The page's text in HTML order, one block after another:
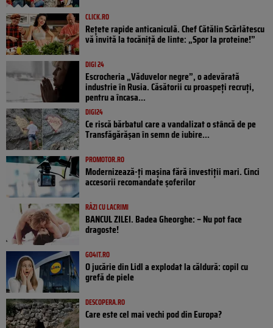
CLICK.RO
Rețete rapide anticaniculă. Chef Cătălin Scărlătescu
vă invită la tocăniță de linte: „Spor la proteine!”
DIGI 24
Escrocheria „Văduvelor negre”, o adevărată
industrie în Rusia. Căsătorii cu proaspeți recruți,
pentru a încasa...
DIGI24
Ce riscă bărbatul care a vandalizat o stâncă de pe
Transfăgărășan în semn de iubire...
PROMOTOR.RO
Modernizează-ți mașina fără investiții mari. Cinci
accesorii recomandate șoferilor
RÂZI CU LACRIMI
BANCUL ZILEI. Badea Gheorghe: – Nu pot face
dragoste!
GO4IT.RO
O jucărie din Lidl a explodat la căldură: copil cu
grefă de piele
DESCOPERA.RO
Care este cel mai vechi pod din Europa?